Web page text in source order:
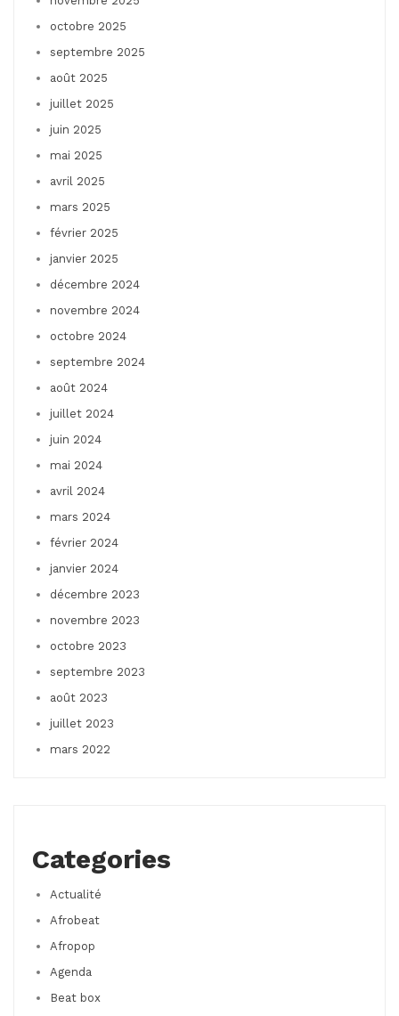
octobre 2025
septembre 2025
août 2025
juillet 2025
juin 2025
mai 2025
avril 2025
mars 2025
février 2025
janvier 2025
décembre 2024
novembre 2024
octobre 2024
septembre 2024
août 2024
juillet 2024
juin 2024
mai 2024
avril 2024
mars 2024
février 2024
janvier 2024
décembre 2023
novembre 2023
octobre 2023
septembre 2023
août 2023
juillet 2023
mars 2022
Categories
Actualité
Afrobeat
Afropop
Agenda
Beat box